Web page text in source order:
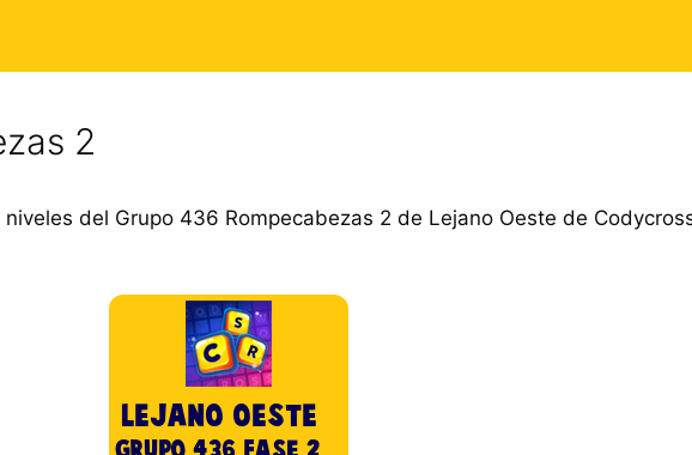
2
del Grupo 436 Rompecabezas 2 de Lejano Oeste de